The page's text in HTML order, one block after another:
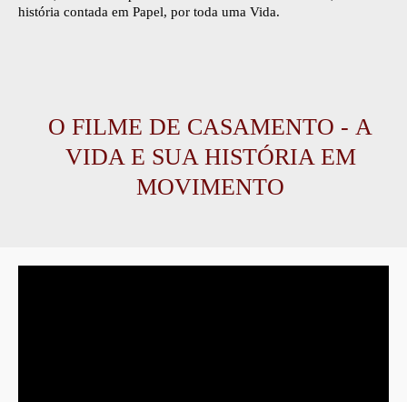
história contada em Papel, por toda uma Vida.
O FILME DE CASAMENTO - A
VIDA E SUA HISTÓRIA EM
MOVIMENTO